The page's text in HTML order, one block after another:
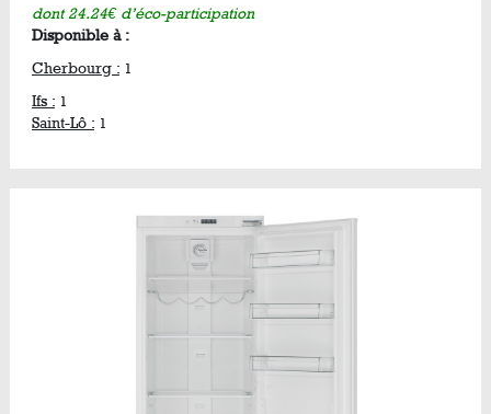
dont 24.24€ d’éco-participation
Disponible à :
Cherbourg : 1
Ifs : 1
Saint-Lô : 1